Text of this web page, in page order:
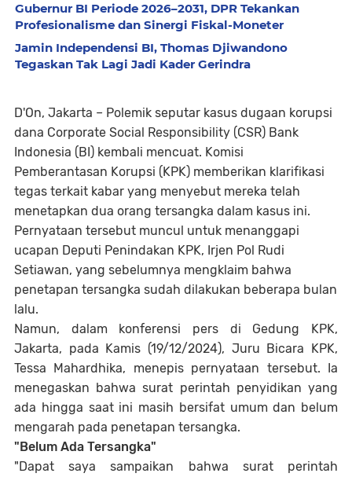
Gubernur BI Periode 2026–2031, DPR Tekankan
Profesionalisme dan Sinergi Fiskal-Moneter
Jamin Independensi BI, Thomas Djiwandono
Tegaskan Tak Lagi Jadi Kader Gerindra
D'On, Jakarta – Polemik seputar kasus dugaan korupsi
dana Corporate Social Responsibility (CSR) Bank
Indonesia (BI) kembali mencuat. Komisi
Pemberantasan Korupsi (KPK) memberikan klarifikasi
tegas terkait kabar yang menyebut mereka telah
menetapkan dua orang tersangka dalam kasus ini.
Pernyataan tersebut muncul untuk menanggapi
ucapan Deputi Penindakan KPK, Irjen Pol Rudi
Setiawan, yang sebelumnya mengklaim bahwa
penetapan tersangka sudah dilakukan beberapa bulan
lalu.
Namun, dalam konferensi pers di Gedung KPK,
Jakarta, pada Kamis (19/12/2024), Juru Bicara KPK,
Tessa Mahardhika, menepis pernyataan tersebut. Ia
menegaskan bahwa surat perintah penyidikan yang
ada hingga saat ini masih bersifat umum dan belum
mengarah pada penetapan tersangka.
"Belum Ada Tersangka"
"Dapat saya sampaikan bahwa surat perintah